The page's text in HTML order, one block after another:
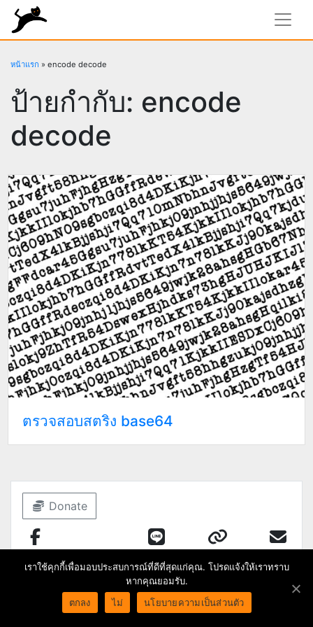
หน้าแรก » encode decode
ป้ายกำกับ: encode
decode
ตรวจสอบสตริง base64
Donate
เราใช้คุกกี้เพื่อมอบประสบการณ์ที่ดีที่สุดแก่คุณ. โปรดแจ้งให้เราทราบ
หากคุณยอมรับ.
ตกลง
ไม่ นโยบายความเป็นส่วนตัว